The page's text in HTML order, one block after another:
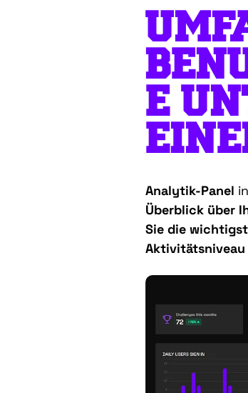
E
Analytik-Panel in
Überblick über
Sie die
Aktivitätsniveau